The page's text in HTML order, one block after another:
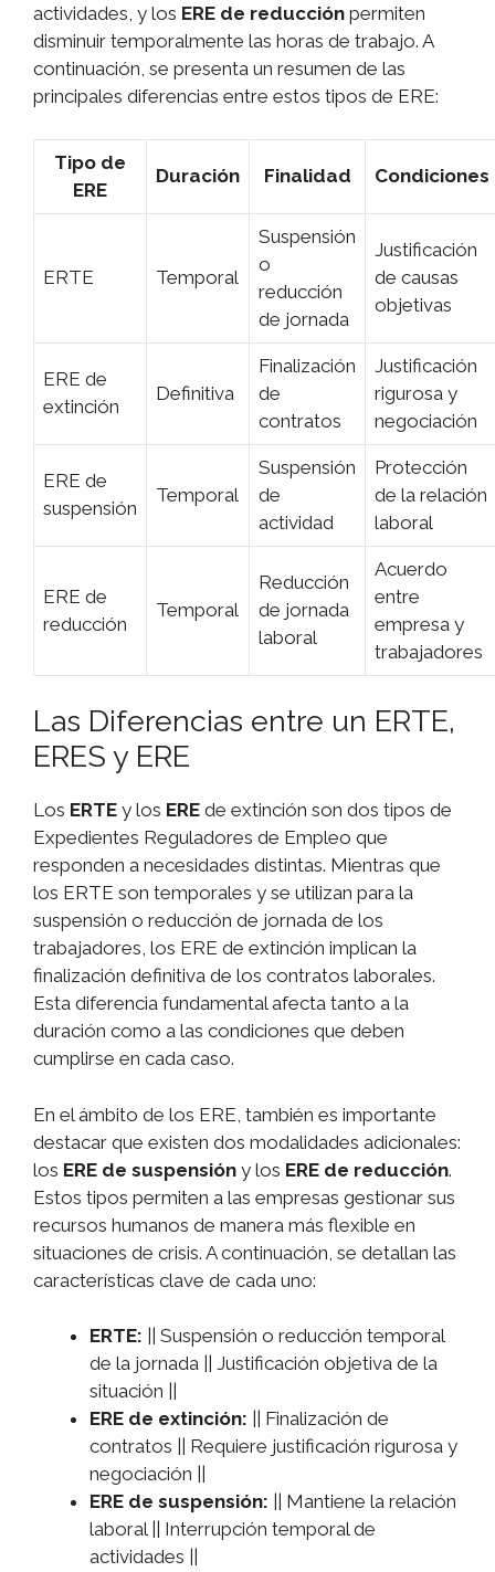
actividades, y los ERE de reducción permiten
disminuir temporalmente las horas de trabajo. A
continuación, se presenta un resumen de las
principales diferencias entre estos tipos de ERE:
Tipo de
ERE
Duración Finalidad Condiciones
ERTE Temporal
Suspensión
o
reducción
de jornada
Justificación
de causas
objetivas
ERE de
extinción
Definitiva
Finalización
de
contratos
Justificación
rigurosa y
negociación
ERE de
suspensión
Temporal
Suspensión
de
actividad
Protección
de la relación
laboral
ERE de
reducción
Temporal
Reducción
de jornada
laboral
Acuerdo
entre
empresa y
trabajadores
Las Diferencias entre un ERTE,
ERES y ERE
Los ERTE y los ERE de extinción son dos tipos de
Expedientes Reguladores de Empleo que
responden a necesidades distintas. Mientras que
los ERTE son temporales y se utilizan para la
suspensión o reducción de jornada de los
trabajadores, los ERE de extinción implican la
finalización definitiva de los contratos laborales.
Esta diferencia fundamental afecta tanto a la
duración como a las condiciones que deben
cumplirse en cada caso.
En el ámbito de los ERE, también es importante
destacar que existen dos modalidades adicionales:
los ERE de suspensión y los ERE de reducción.
Estos tipos permiten a las empresas gestionar sus
recursos humanos de manera más flexible en
situaciones de crisis. A continuación, se detallan las
características clave de cada uno:
ERTE: || Suspensión o reducción temporal
de la jornada || Justificación objetiva de la
situación ||
ERE de extinción: || Finalización de
contratos || Requiere justificación rigurosa y
negociación ||
ERE de suspensión: || Mantiene la relación
laboral || Interrupción temporal de
actividades ||